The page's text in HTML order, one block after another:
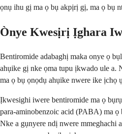
ọnụ ihu gị ma ọ bụ akpịrị gị, ma ọ bụ
Ònye Kwesịrị Ịghara
Bentiromide adabaghị maka onye ọ
ahụike gị nke ọma tupu ịkwado ule a.
ma ọ bụ ọnọdụ ahụike nwere ike ịchọ
Ịkwesighi iwere bentiromide ma ọ
para-aminobenzoic acid (PABA) ma
Nke a gụnyere ndị nwere mmeghachi